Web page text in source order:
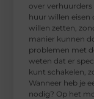
over verhuurders
huur willen eisen
willen zetten,
manier kunnen
problemen met
weten dat er
kunt schakelen,
Wanneer heb je
nodig? Op het